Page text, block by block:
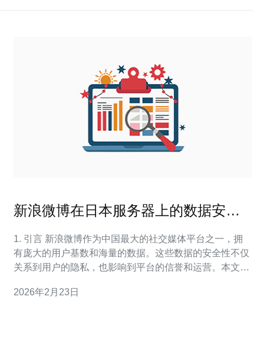
新浪微博在日本服务器上的数据安全
1. 引言 新浪微博作为中国最大的社交媒体平台之一，拥
有庞大的用户基数和海量的数据。这些数据的安全性不仅
关系到用户的隐私，也影响到平台的信誉和运营。本文将
据存储、传输和处理过程中的技术措施与实际案例。 2.
2026年2月23日